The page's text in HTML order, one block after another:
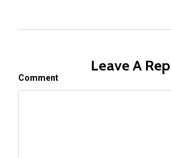
Leave A
Comment